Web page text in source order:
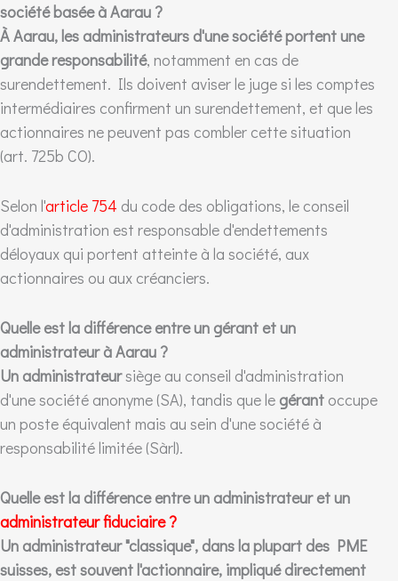
société basée à Aarau ?
À Aarau, les administrateurs d'une société portent une
grande responsabilité, notamment en cas de
surendettement. Ils doivent aviser le juge si les comptes
intermédiaires confirment un surendettement, et que les
actionnaires ne peuvent pas combler cette situation
(art. 725b CO).
Selon l'article 754 du code des obligations, le conseil
d'administration est responsable d'endettements
déloyaux qui portent atteinte à la société, aux
actionnaires ou aux créanciers.
Quelle est la différence entre un gérant et un
administrateur à Aarau ?
Un administrateursiège au conseil d'administration
d'une société anonyme (SA), tandis que le gérant occupe
un poste équivalent mais au sein d'une société à
responsabilité limitée (Sàrl).
Quelle est la différence entre un administrateur et un
administrateur fiduciaire ?
Un administrateur "classique", dans la plupart des PME
suisses, est souvent l'actionnaire, impliqué directement